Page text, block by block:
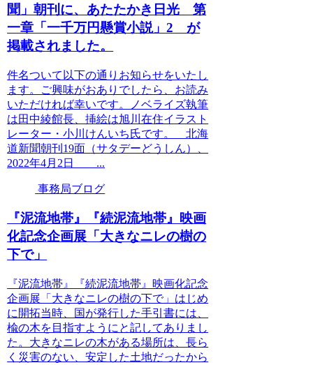
聞」朝刊に、あたたかき日光 第
一章「一千万円懸賞小説」2 が
掲載されました。
件名ついて以下の通りお知らせをいたし
ます。ご興味がおありでしたら、お読み
いただければ幸いです。ノベライズ執筆
は田中綾館長、挿絵は旭川在住イラスト
レーター・小川けんいち氏です。 北海
道新聞朝刊19面（サタデーどうしん）、
2022年4月2日 ...
事務局ブログ
『泥流地帯』『続泥流地帯』映画
化記念企画展「大きなニレの樹の
下で」
『泥流地帯』『続泥流地帯』映画化記念
企画展「大きなニレの樹の下で」はじめ
に開拓当時、国が発行した手引書には、
楡の木を目指すようにと記してありまし
た。大きなニレの木がある場所は、長ら
く災害のない、安定した土地だったから